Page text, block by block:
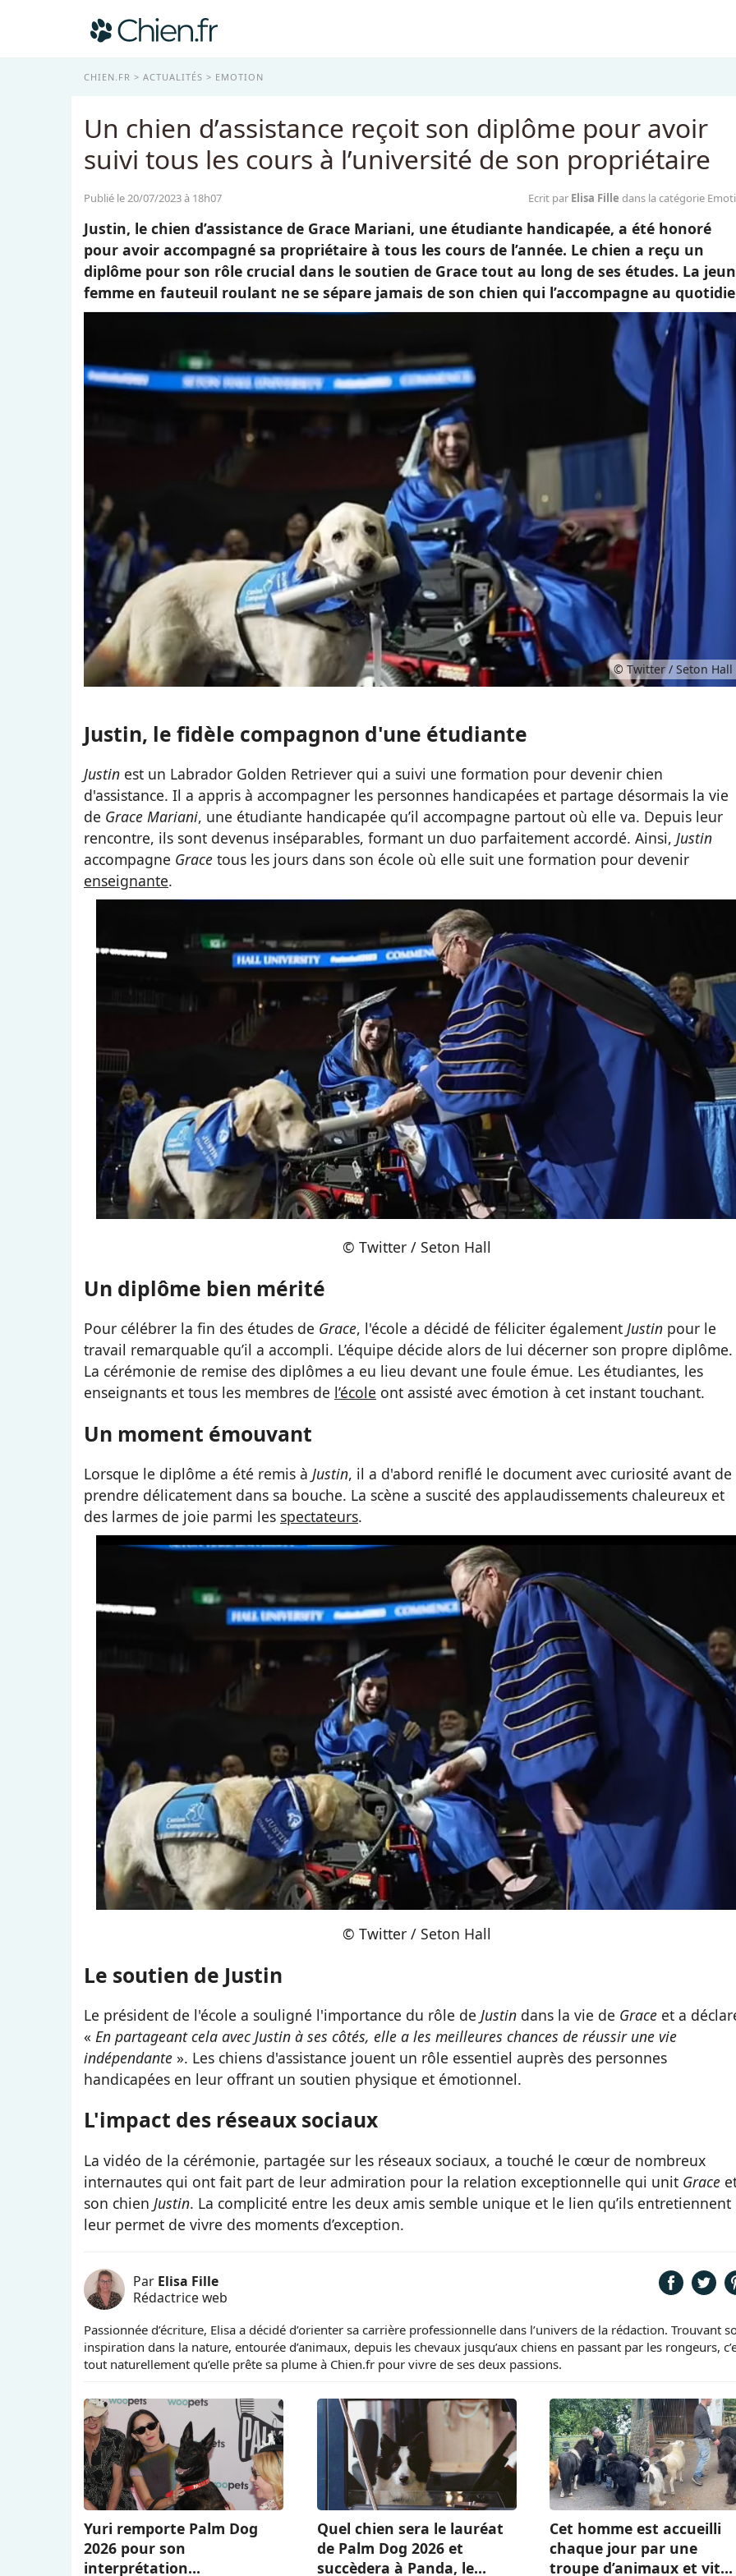
CHIEN.FR ACTUALITÉS EMOTION
Un chien d’assistance reçoit son diplôme pour avoir
suivi tous les cours à l’université de son propriétaire
Publié le 20/07/2023 à 18h07 Ecrit par Elisa Fille dans la catégorie
Justin, le chien d’assistance de Grace Mariani, une étudiante handicapée, a été honoré
pour avoir accompagné sa propriétaire à tous les cours de l’année. Le chien a reçu un
diplôme pour son rôle crucial dans le soutien de Grace tout au long de ses études. La
femme en fauteuil roulant ne se sépare jamais de son chien qui l’accompagne au
© Twitter / Seton Hall
Justin, le fidèle compagnon d'une étudiante
Justin est un Labrador Golden Retriever qui a suivi une formation pour devenir chien
d'assistance. Il a appris à accompagner les personnes handicapées et partage désormais la vie
de Grace Mariani, une étudiante handicapée qu’il accompagne partout où elle va. Depuis leur
rencontre, ils sont devenus inséparables, formant un duo parfaitement accordé. Ainsi, Justin
accompagne Grace tous les jours dans son école où elle suit une formation pour devenir
enseignante.
© Twitter / Seton Hall
Un diplôme bien mérité
Pour célébrer la fin des études de Grace, l'école a décidé de féliciter également Justin pour le
travail remarquable qu’il a accompli. L’équipe décide alors de lui décerner son propre diplôme.
La cérémonie de remise des diplômes a eu lieu devant une foule émue. Les étudiantes, les
enseignants et tous les membres de l’école ont assisté avec émotion à cet instant touchant.
Un moment émouvant
Lorsque le diplôme a été remis à Justin, il a d'abord reniflé le document avec curiosité avant de
prendre délicatement dans sa bouche. La scène a suscité des applaudissements chaleureux et
des larmes de joie parmi les spectateurs.
© Twitter / Seton Hall
Le soutien de Justin
Le président de l'école a souligné l'importance du rôle de Justin dans la vie de Grace et a
« En partageant cela avec Justin à ses côtés, elle a les meilleures chances de réussir une vie
indépendante ». Les chiens d'assistance jouent un rôle essentiel auprès des personnes
handicapées en leur offrant un soutien physique et émotionnel.
L'impact des réseaux sociaux
La vidéo de la cérémonie, partagée sur les réseaux sociaux, a touché le cœur de nombreux
internautes qui ont fait part de leur admiration pour la relation exceptionnelle qui unit Grace
son chien Justin. La complicité entre les deux amis semble unique et le lien qu’ils entretiennent
leur permet de vivre des moments d’exception.
Par Elisa Fille
Rédactrice web
Passionnée d’écriture, Elisa a décidé d’orienter sa carrière professionnelle dans l’univers de la rédaction. Trouvant
inspiration dans la nature, entourée d’animaux, depuis les chevaux jusqu’aux chiens en passant par les rongeurs,
tout naturellement qu’elle prête sa plume à Chien.fr pour vivre de ses deux passions.
Yuri remporte Palm Dog
2026 pour son
interprétation
Quel chien sera le lauréat
de Palm Dog 2026 et
succèdera à Panda, le
Cet homme est accueilli
chaque jour par une
troupe d’animaux et vit